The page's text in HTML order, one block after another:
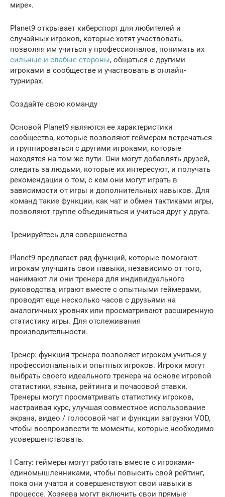
мире».
Planet9 открывает киберспорт для любителей и
случайных игроков, которые хотят участвовать,
позволяя им учиться у профессионалов, понимать их
сильные и слабые стороны, общаться с другими
игроками в сообществе и участвовать в онлайн-
турнирах.
Создайте свою команду
Основой Planet9 являются ее характеристики
сообщества, которые позволяют геймерам встречаться
и группироваться с другими игроками, которые
находятся на том же пути. Они могут добавлять друзей,
следить за людьми, которые их интересуют, и получать
рекомендации о том, с кем они могут играть в
зависимости от игры и дополнительных навыков. Для
команд такие функции, как чат и обмен тактиками игры,
позволяют группе объединяться и учиться друг у друга.
Тренируйтесь для совершенства
Planet9 предлагает ряд функций, которые помогают
игрокам улучшить свои навыки, независимо от того,
нанимают ли они тренера для индивидуального
руководства, играют вместе с опытными геймерами,
проводят еще несколько часов с друзьями на
аналогичных уровнях или просматривают расширенную
статистику игры. Для отслеживания
производительности.
Тренер: функция тренера позволяет игрокам учиться у
профессиональных и опытных игроков. Игроки могут
выбрать своего идеального тренера на основе игровой
статистики, языка, рейтинга и почасовой ставки.
Тренеры могут просматривать статистику игроков,
настраивая курс, улучшая совместное использование
экрана, видео / голосовой чат и функции загрузки VOD,
чтобы воспроизвести те моменты, которые необходимо
усовершенствовать.
l Carry: геймеры могут работать вместе с игроками-
единомышленниками, чтобы повысить свой рейтинг,
пока они учатся и совершенствуют свои навыки в
процессе. Хозяева могут включить свои прямые